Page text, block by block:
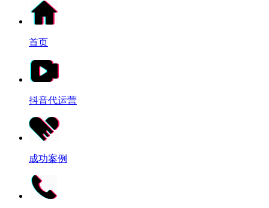
首页
抖音代运营
成功案例